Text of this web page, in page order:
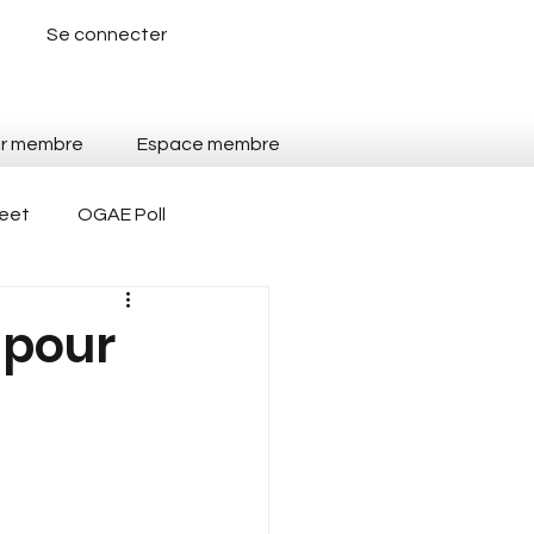
Se connecter
membre Espace membre
OGAE Poll
Fanvision Contest